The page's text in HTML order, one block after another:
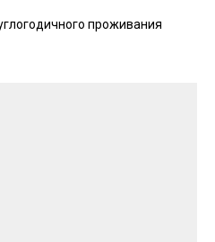
проживания